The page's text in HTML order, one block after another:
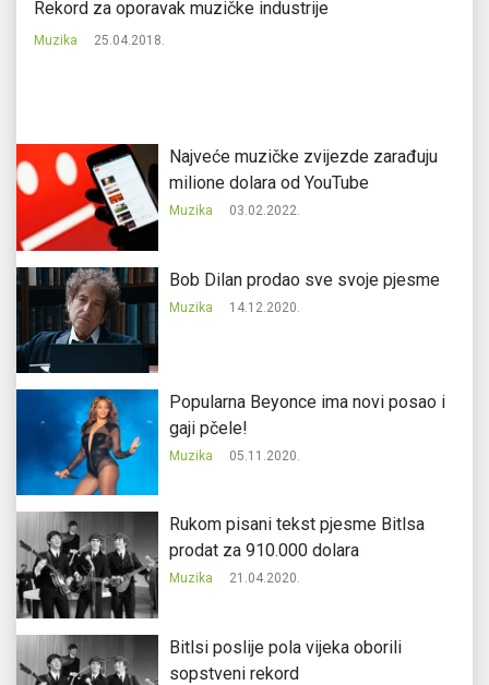
Rekord za oporavak muzičke industrije
Muzika 25.04.2018.
Najveće muzičke zvijezde zarađuju
milione dolara od YouTube
Muzika 03.02.2022.
Bob Dilan prodao sve svoje pjesme
Muzika 14.12.2020.
Popularna Beyonce ima novi posao i
gaji pčele!
Muzika 05.11.2020.
Rukom pisani tekst pjesme Bitlsa
prodat za 910.000 dolara
Muzika 21.04.2020.
Bitlsi poslije pola vijeka oborili
sopstveni rekord